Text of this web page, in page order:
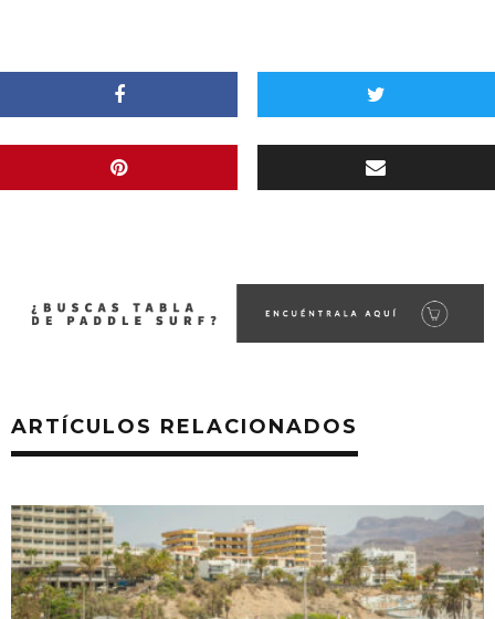
ARTÍCULOS RELACIONADOS